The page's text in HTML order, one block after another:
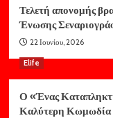
Τελετή απονομής
Ένωσης
22 Ιουνίου, 2026
Elife
Ο «Ένας
Καλύτερη Κωμωδία